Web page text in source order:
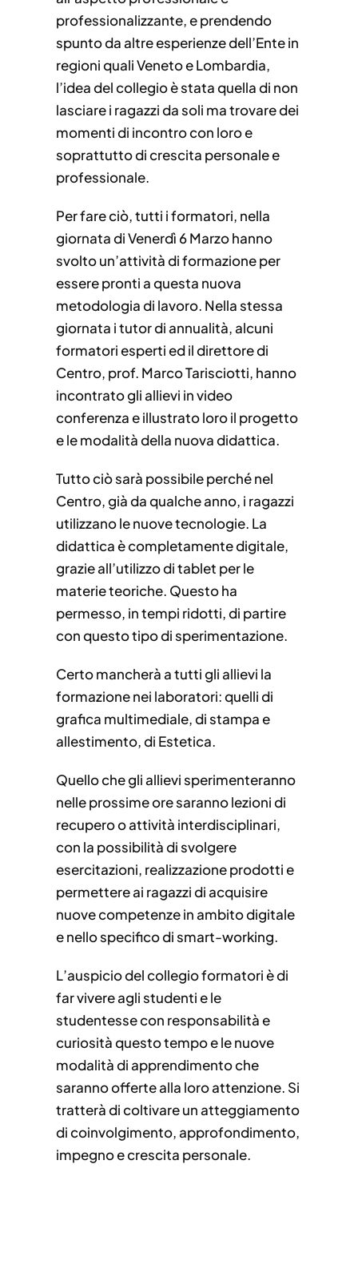
professionalizzante, e prendendo
spunto da altre esperienze dell’Ente in
regioni quali Veneto e Lombardia,
l’idea del collegio è stata quella di non
lasciare i ragazzi da soli ma trovare dei
momenti di incontro con loro e
soprattutto di crescita personale e
professionale.
Per fare ciò, tutti i formatori, nella
giornata di Venerdì 6 Marzo hanno
svolto un’attività di formazione per
essere pronti a questa nuova
metodologia di lavoro. Nella stessa
giornata i tutor di annualità, alcuni
formatori esperti ed il direttore di
Centro, prof. Marco Tarisciotti, hanno
incontrato gli allievi in video
conferenza e illustrato loro il progetto
e le modalità della nuova didattica.
Tutto ciò sarà possibile perché nel
Centro, già da qualche anno, i ragazzi
utilizzano le nuove tecnologie. La
didattica è completamente digitale,
grazie all’utilizzo di tablet per le
materie teoriche. Questo ha
permesso, in tempi ridotti, di partire
con questo tipo di sperimentazione.
Certo mancherà a tutti gli allievi la
formazione nei laboratori: quelli di
grafica multimediale, di stampa e
allestimento, di Estetica.
Quello che gli allievi sperimenteranno
nelle prossime ore saranno lezioni di
recupero o attività interdisciplinari,
con la possibilità di svolgere
esercitazioni, realizzazione prodotti e
permettere ai ragazzi di acquisire
nuove competenze in ambito digitale
e nello specifico di smart-working.
L’auspicio del collegio formatori è di
far vivere agli studenti e le
studentesse con responsabilità e
curiosità questo tempo e le nuove
modalità di apprendimento che
saranno offerte alla loro attenzione. Si
tratterà di coltivare un atteggiamento
di coinvolgimento, approfondimento,
impegno e crescita personale.